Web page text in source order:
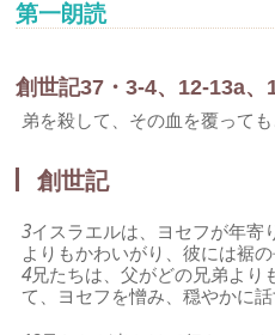
第一朗読
創世記37・3-4、12-13a、
弟を殺して、その血を覆って
創世記
3イスラエルは、ヨセフが年寄
よりもかわいがり、彼には裾
4兄たちは、父がどの兄弟よ
て、ヨセフを憎み、穏やかに話